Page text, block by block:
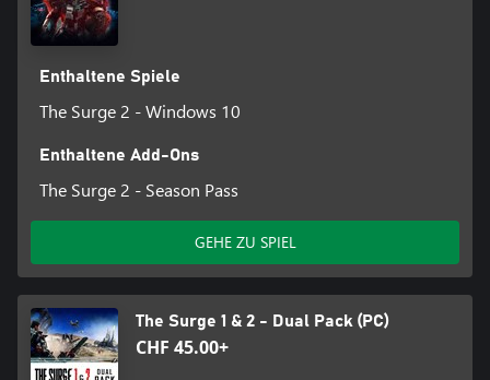
Enthaltene Spiele
The Surge 2 - Windows 10
Enthaltene Add-Ons
The Surge 2 - Season Pass
GEHE ZU SPIEL
The Surge 1 & 2 - Dual Pack (PC)
CHF 45.00+